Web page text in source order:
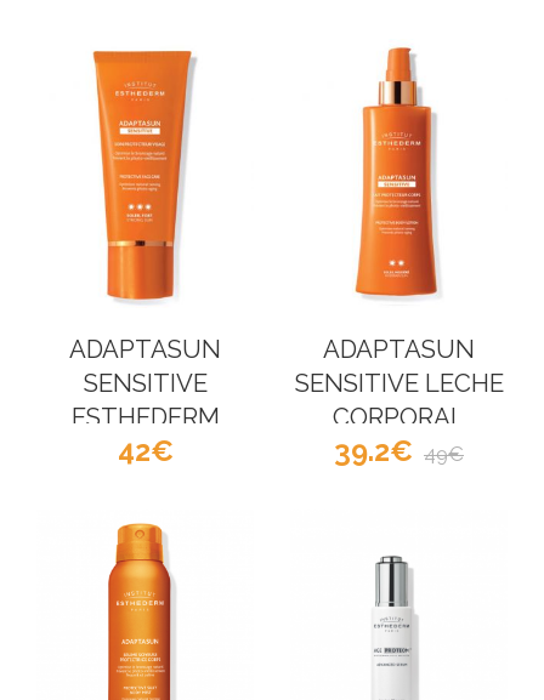
ADAPTASUN
SENSITIVE
ESTHEDERM
42
ADAPTASUN
SENSITIVE LECHE
CORPORAL
ESTHEDERM
39.2 49